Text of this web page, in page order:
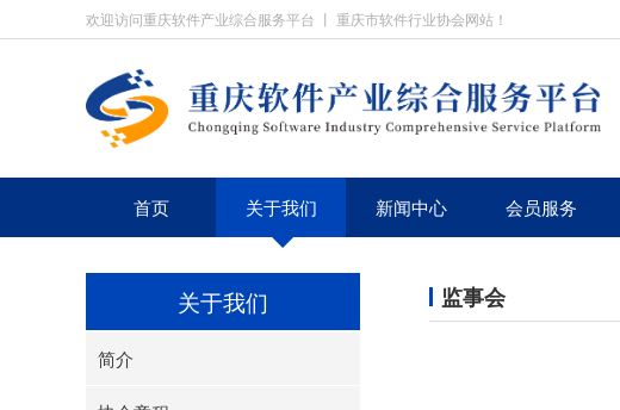
欢迎访问重庆软件产业综合服务平台 丨 重庆市软件行业协会网站！
首页 关于我们 新闻中心 会员服务
关于我们
简介
监事会